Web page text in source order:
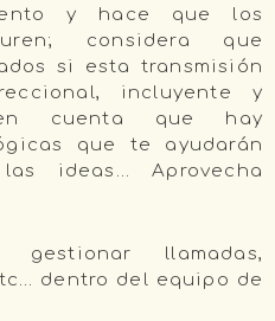
y hace que los
considera que
si esta transmisión
incluyente y
en cuenta que hay
que te ayudarán
ideas… Aprovecha
gestionar llamadas,
dentro del equipo de